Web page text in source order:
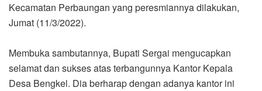
Kecamatan Perbaungan yang peresmiannya dilakukan,
Jumat (11/3/2022).
Membuka sambutannya, Bupati Sergai mengucapkan
selamat dan sukses atas terbangunnya Kantor Kepala
Desa Bengkel. Dia berharap dengan adanya kantor ini